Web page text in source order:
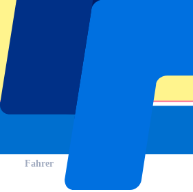
Letzte Rennergebnisse
Fahrer